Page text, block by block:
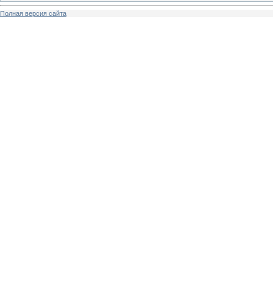
Полная версия сайта